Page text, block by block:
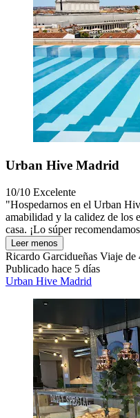
Urban Hive Madrid
10/10 Excelente
"Hospedarnos en el Urban
amabilidad y la calidez de los
casa. ¡Lo súper
Leer menos
Ricardo Garcidueñas Viaje de
Publicado hace 5 días
Urban Hive Madrid